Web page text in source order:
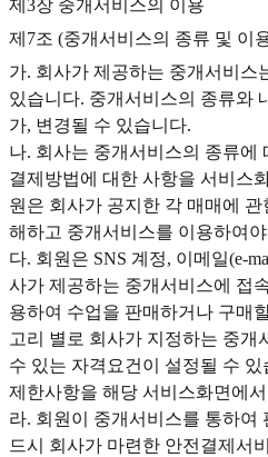
제3장 중개서비스의 이용
제7조 (중개서비스의 종류 및 이
가. 회사가 제공하는 중개서비스
있습니다. 중개서비스의 종류와
가, 변경될 수 있습니다.
나. 회사는 중개서비스의 종류에
결제방법에 대한 사항을 서비스
원은 회사가 공지한 각 매매에 관
해하고 중개서비스를 이용하여
다. 회원은 SNS 계정, 이메일(e-
사가 제공하는 중개서비스에 접
용하여 수업을 판매하거나 구매
고리 별로 회사가 지정하는 중개
수 있는 자격요건이 설정될 수
제한사항을 해당 서비스화면에
라. 회원이 중개서비스를 통하여
드시 회사가 마련한 안전결제서